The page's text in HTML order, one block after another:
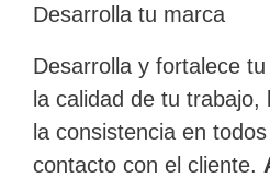
Desarrolla tu marca
Desarrolla y fortalece
la calidad de tu
la consistencia en
contacto con el cliente.